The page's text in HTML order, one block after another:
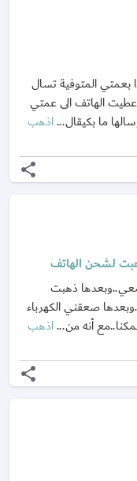
بعمتي المتوفية تسال
الهاتف الى عمتي
ما بكيقال...اذهب
share
لشحن الهاتف
ذهبت
صعقني الكهرباء
أنه من...اذهب
share